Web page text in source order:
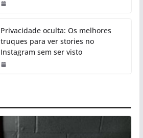
Privacidade oculta: Os melhores
truques para ver stories no
Instagram sem ser visto